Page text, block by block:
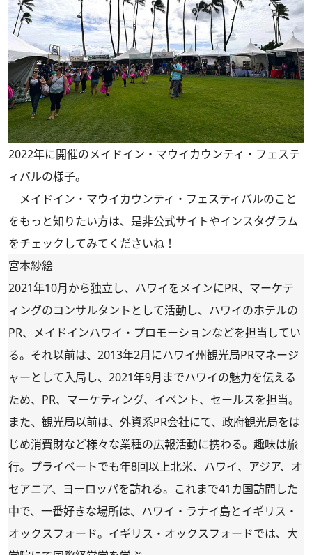
2022年に開催のメイドイン・マウイカウンティ・フェステ
ィバルの様子。
メイドイン・マウイカウンティ・フェスティバルのこと
をもっと知りたい方は、是非公式サイトやインスタグラム
をチェックしてみてくださいね！
宮本紗絵
2021年10月から独立し、ハワイをメインにPR、マーケテ
ィングのコンサルタントとして活動し、ハワイのホテルの
PR、メイドインハワイ・プロモーションなどを担当してい
る。それ以前は、2013年2月にハワイ州観光局PRマネージ
ャーとして入局し、2021年9月までハワイの魅力を伝える
ため、PR、マーケティング、イベント、セールスを担当。
また、観光局以前は、外資系PR会社にて、政府観光局をは
じめ消費財など様々な業種の広報活動に携わる。趣味は旅
行。プライベートでも年8回以上北米、ハワイ、アジア、オ
セアニア、ヨーロッパを訪れる。これまで41カ国訪問した
中で、一番好きな場所は、ハワイ・ラナイ島とイギリス・
オックスフォード。イギリス・オックスフォードでは、大